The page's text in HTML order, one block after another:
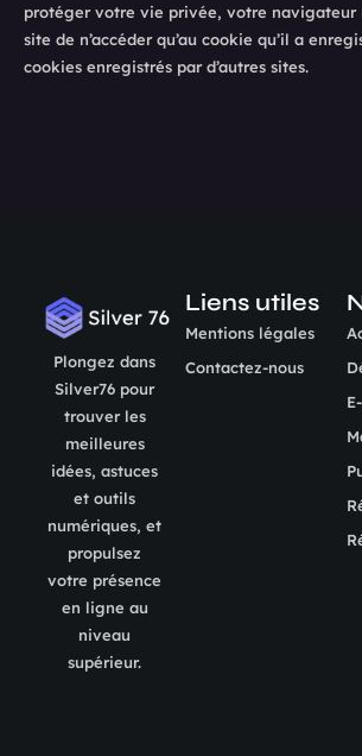
protéger votre vie privée, votre navigateur
site de n’accéder qu’au cookie qu’il a
cookies enregistrés par d’autres sites.
Plongez dans
Silver76 pour
trouver les
meilleures
idées, astuces
et outils
numériques, et
propulsez
votre présence
en ligne au
niveau
supérieur.
Liens utiles
Mentions légales
Contactez-nous